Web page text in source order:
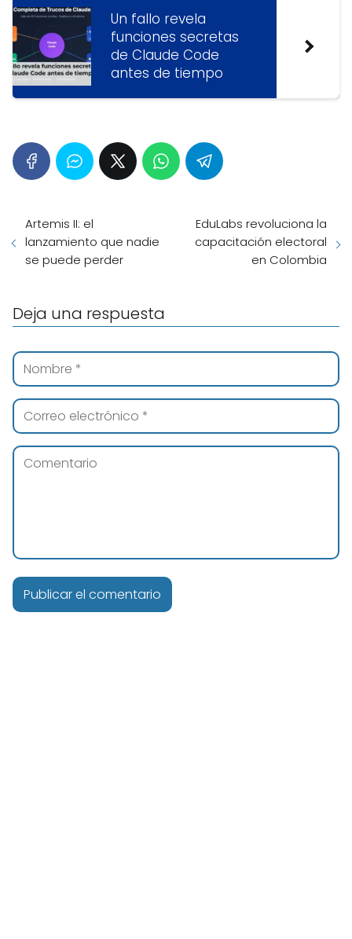
Un fallo revela
funciones secretas
de Claude Code
antes de tiempo
Artemis II: el
lanzamiento que nadie
se puede perder
EduLabs revoluciona la
capacitación electoral
en Colombia
Deja una respuesta